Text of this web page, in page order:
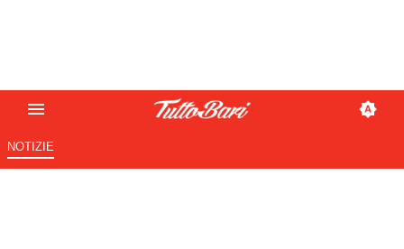
NOTIZIE